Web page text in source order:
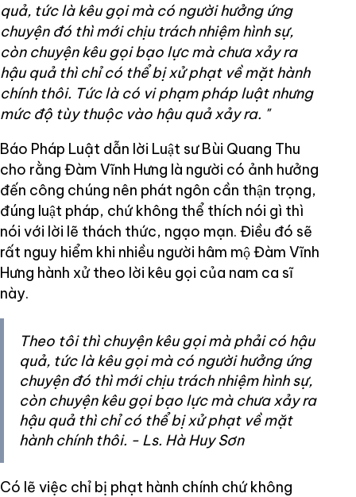
quả, tức là kêu gọi mà có người hưởng ứng
chuyện đó thì mới chịu trách nhiệm hình sự,
còn chuyện kêu gọi bạo lực mà chưa xảy ra
hậu quả thì chỉ có thể bị xử phạt về mặt hành
chính thôi. Tức là có vi phạm pháp luật nhưng
mức độ tùy thuộc vào hậu quả xảy ra. "
Báo Pháp Luật dẫn lời Luật sư Bùi Quang Thu
cho rằng Đàm Vĩnh Hưng là người có ảnh hưởng
đến công chúng nên phát ngôn cần thận trọng,
đúng luật pháp, chứ không thể thích nói gì thì
nói với lời lẽ thách thức, ngạo mạn. Điều đó sẽ
rất nguy hiểm khi nhiều người hâm mộ Đàm Vĩnh
Hưng hành xử theo lời kêu gọi của nam ca sĩ
này.
Theo tôi thì chuyện kêu gọi mà phải có hậu
quả, tức là kêu gọi mà có người hưởng ứng
chuyện đó thì mới chịu trách nhiệm hình sự,
còn chuyện kêu gọi bạo lực mà chưa xảy ra
hậu quả thì chỉ có thể bị xử phạt về mặt
hành chính thôi. - Ls. Hà Huy Sơn
Có lẽ việc chỉ bị phạt hành chính chứ không